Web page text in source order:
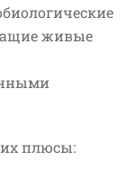
живые
плюсы: